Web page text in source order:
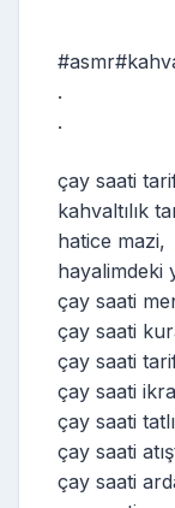
.
.
çay saati
kahvaltılık
hatice mazi,
hayalimdeki
çay saati
çay saati
çay saati
çay saati
çay saati
çay saati
çay saati